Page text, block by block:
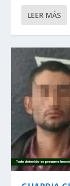
LEER MÁS